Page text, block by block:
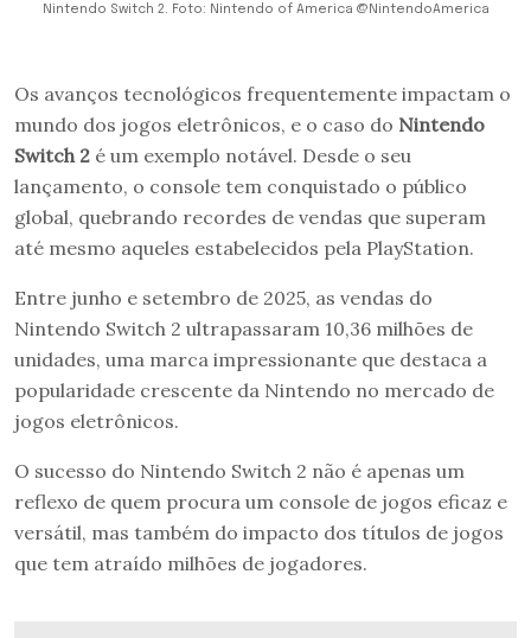
Nintendo Switch 2. Foto: Nintendo of America @NintendoAmerica
Os avanços tecnológicos frequentemente impactam o
mundo dos jogos eletrônicos, e o caso do Nintendo
Switch 2 é um exemplo notável. Desde o seu
lançamento, o console tem conquistado o público
global, quebrando recordes de vendas que superam
até mesmo aqueles estabelecidos pela PlayStation.
Entre junho e setembro de 2025, as vendas do
Nintendo Switch 2 ultrapassaram 10,36 milhões de
unidades, uma marca impressionante que destaca a
popularidade crescente da Nintendo no mercado de
jogos eletrônicos.
O sucesso do Nintendo Switch 2 não é apenas um
reflexo de quem procura um console de jogos eficaz e
versátil, mas também do impacto dos títulos de jogos
que tem atraído milhões de jogadores.